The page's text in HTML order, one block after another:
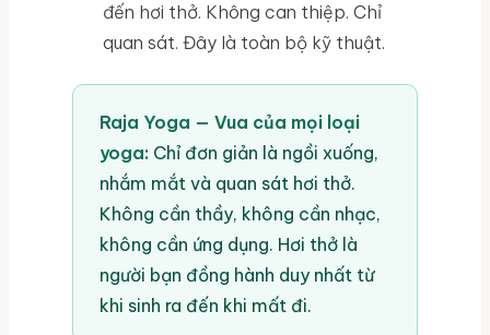
đến hơi thở. Không can thiệp. Chỉ
quan sát. Đây là toàn bộ kỹ thuật.
Raja Yoga — Vua của mọi loại
yoga: Chỉ đơn giản là ngồi xuống,
nhắm mắt và quan sát hơi thở.
Không cần thầy, không cần nhạc,
không cần ứng dụng. Hơi thở là
người bạn đồng hành duy nhất từ
khi sinh ra đến khi mất đi.